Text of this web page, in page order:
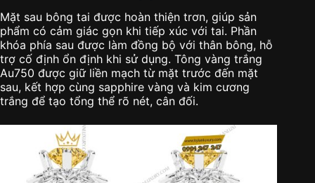
Mặt sau bông tai được hoàn thiện trơn, giúp sản
phẩm có cảm giác gọn khi tiếp xúc với tai. Phần
khóa phía sau được làm đồng bộ với thân bông, hỗ
trợ cố định ổn định khi sử dụng. Tông vàng trắng
Au750 được giữ liền mạch từ mặt trước đến mặt
sau, kết hợp cùng sapphire vàng và kim cương
trắng để tạo tổng thể rõ nét, cân đối.